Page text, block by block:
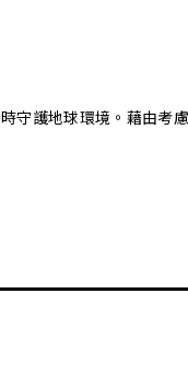
守護地球環境。藉由